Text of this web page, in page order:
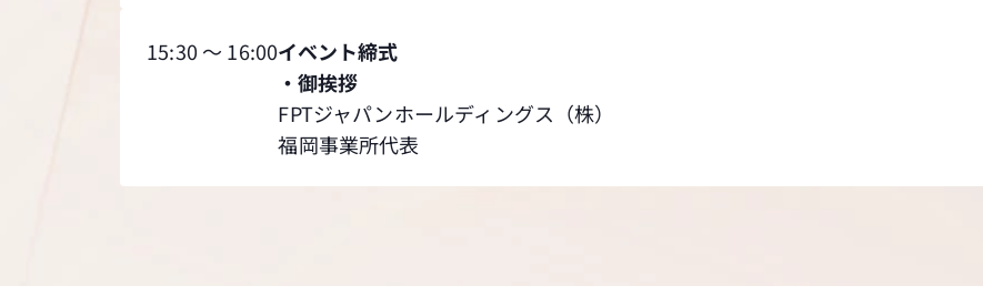
15:30 ～ 16:00イベント締式
・御挨拶
FPTジャパンホールディングス（株）
福岡事業所代表